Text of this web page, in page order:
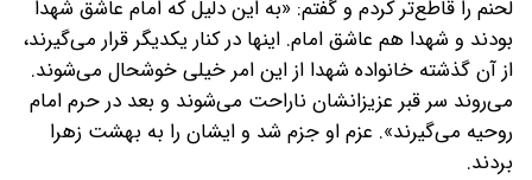
لحنم را قاطع‌تر کردم و گفتم: «به این دلیل که امام عاشق شهدا
بودند و شهدا هم عاشق امام. اینها در کنار یکدیگر قرار می‌گیرند،
از آن گذشته خانواده شهدا از این امر خیلی خوشحال می‌شوند.
می‌روند سر قبر عزیزانشان ناراحت می‌شوند و بعد در حرم امام
روحیه می‌گیرند». عزم او جزم شد و ایشان را به بهشت زهرا
بردند.